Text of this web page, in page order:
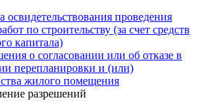
освидетельствования проведения
по строительству (за счет средств
капитала)
о согласовании или об отказе в
перепланировки и (или)
жилого помещения
разрешений